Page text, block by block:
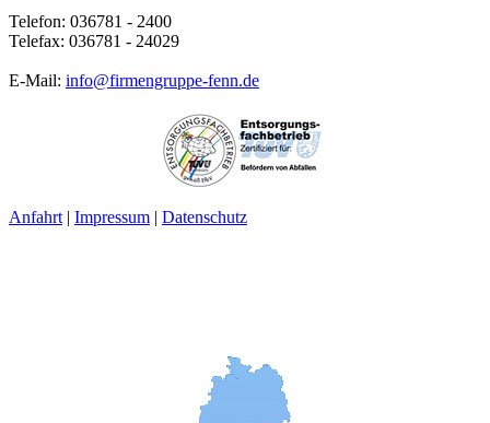
Telefon: 036781 - 2400
Telefax: 036781 - 24029
E-Mail: info@firmengruppe-fenn.de
Anfahrt | Impressum | Datenschutz